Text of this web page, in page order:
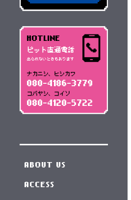
HOTLINE
ピット直通電話
出られないときもあります
ナカニシ、ヒシカワ
080-4186-3779
コバヤシ、コイソ
080-4120-5722
ABOUT US
ACCESS